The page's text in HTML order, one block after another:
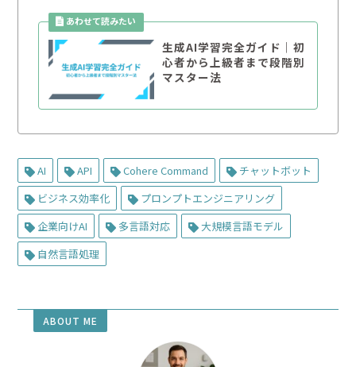
生成AI学習完全ガイド｜初
心者から上級者まで段階別
マスター法
AI API Cohere Command
チャットボット
ビジネス効率化
プロンプトエンジニアリング
企業向けAI
多言語対応
大規模言語モデル
自然言語処理
ABOUT ME